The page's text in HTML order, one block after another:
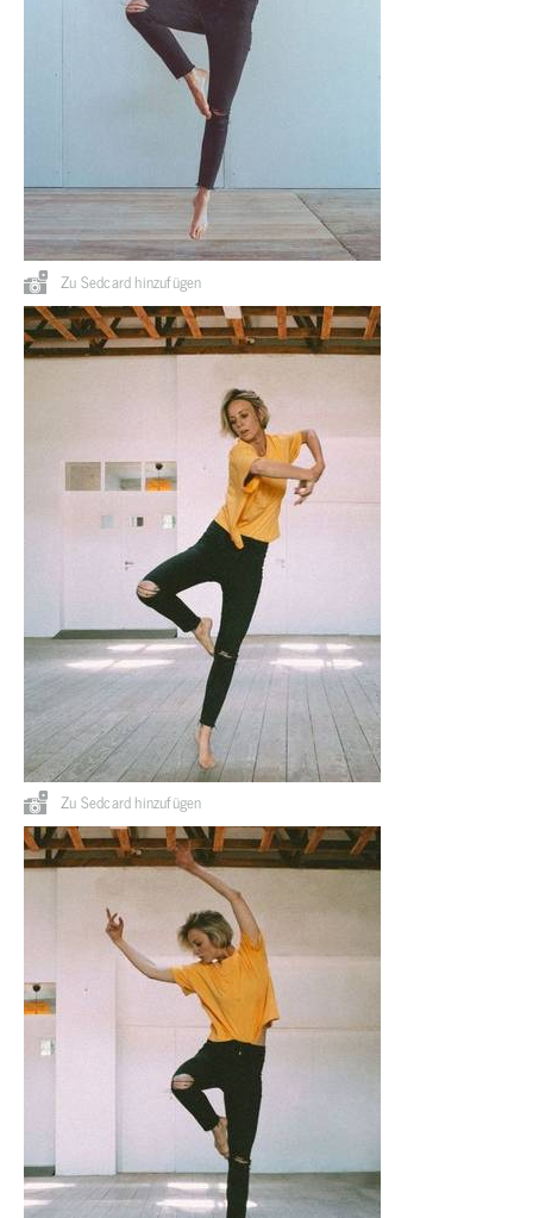
Zu Sedcard hinzufügen
Zu Sedcard hinzufügen